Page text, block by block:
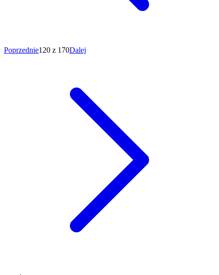
Poprzednie120 z 170Dalej